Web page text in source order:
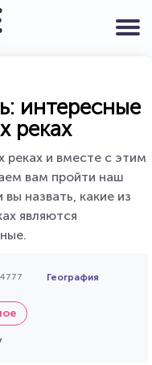
интересные
реках
и вместе с этим
вам пройти наш
назвать, какие из
являются
4777 География